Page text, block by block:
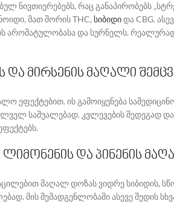
ნივთიერებებს, რაც განაპირობებს
მათ შორის THC, სიბიდიდა CBG.
არომატულობასა და სურნელს.
და მირსენის მაღალი
ეფექტებით. ის გამოიყენება
საშუალებად. კვლევების შედეგად
ლიმონენის და პინენის
გაცილებით მაღალ დოზას ვიდრე
მის შემადგენლობაში ასევე შედის